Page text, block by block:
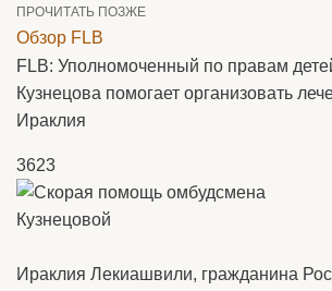
ПРОЧИТАТЬ ПОЗЖЕ
Обзор FLB
FLB: Уполномоченный по правам
Кузнецова помогает организовать
Ираклия
3623
Ираклия Лекиашвили, гражданина